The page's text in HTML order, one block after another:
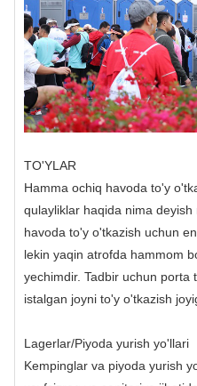
TO'YLAR
Hamma ochiq havoda to'y
qulayliklar haqida nima deyish
havoda to'y o'tkazish uchun
lekin yaqin atrofda hammom
yechimdir. Tadbir uchun porta
istalgan joyni to'y o'tkazish
Lagerlar/Piyoda yurish yo'llari
Kempinglar va piyoda yurish